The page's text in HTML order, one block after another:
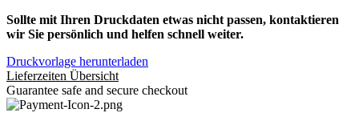
Sollte mit Ihren Druckdaten etwas nicht passen, kontaktieren
wir Sie persönlich und helfen schnell weiter.
Druckvorlage herunterladen
Lieferzeiten Übersicht
Guarantee safe and secure checkout